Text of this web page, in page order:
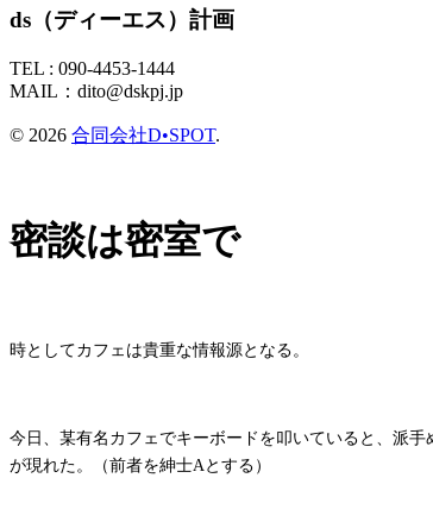
ds（ディーエス）計画
TEL : 090-4453-1444
MAIL： dito@dskpj.jp
© 2026 合同会社D•SPOT.
密談は密室で
時としてカフェは貴重な情報源となる。
今日、某有名カフェでキーボードを叩いていると、派
が現れた。（前者を紳士Aとする）